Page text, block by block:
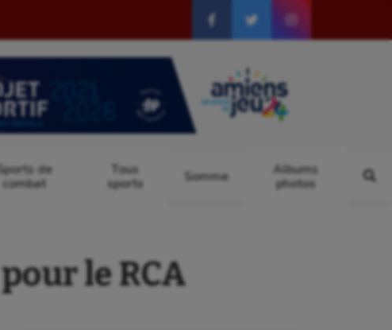
de
combat
Tous
sports
Somme
Albums
photos
le RCA